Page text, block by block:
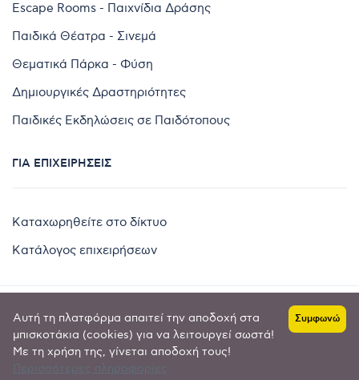
Escape Rooms - Παιχνίδια Δράσης
Παιδικά Θέατρα - Σινεμά
Θεματικά Πάρκα - Φύση
Δημιουργικές Δραστηριότητες
Παιδικές Εκδηλώσεις σε Παιδότοπους
ΓΙΑ ΕΠΙΧΕΙΡΉΣΕΙΣ
Καταχωρηθείτε στο δίκτυο
Κατάλογος επιχειρήσεων
Copyright © 2024 by
Goldensites
Αυτή τη πλατφόρμα απαιτεί την αποδοχή στα
μπισκοτάκια (cookies) για να λειτουργεί σωστά!
Με τη χρήση της, γίνεται αποδοχή τους!
Συμφωνώ